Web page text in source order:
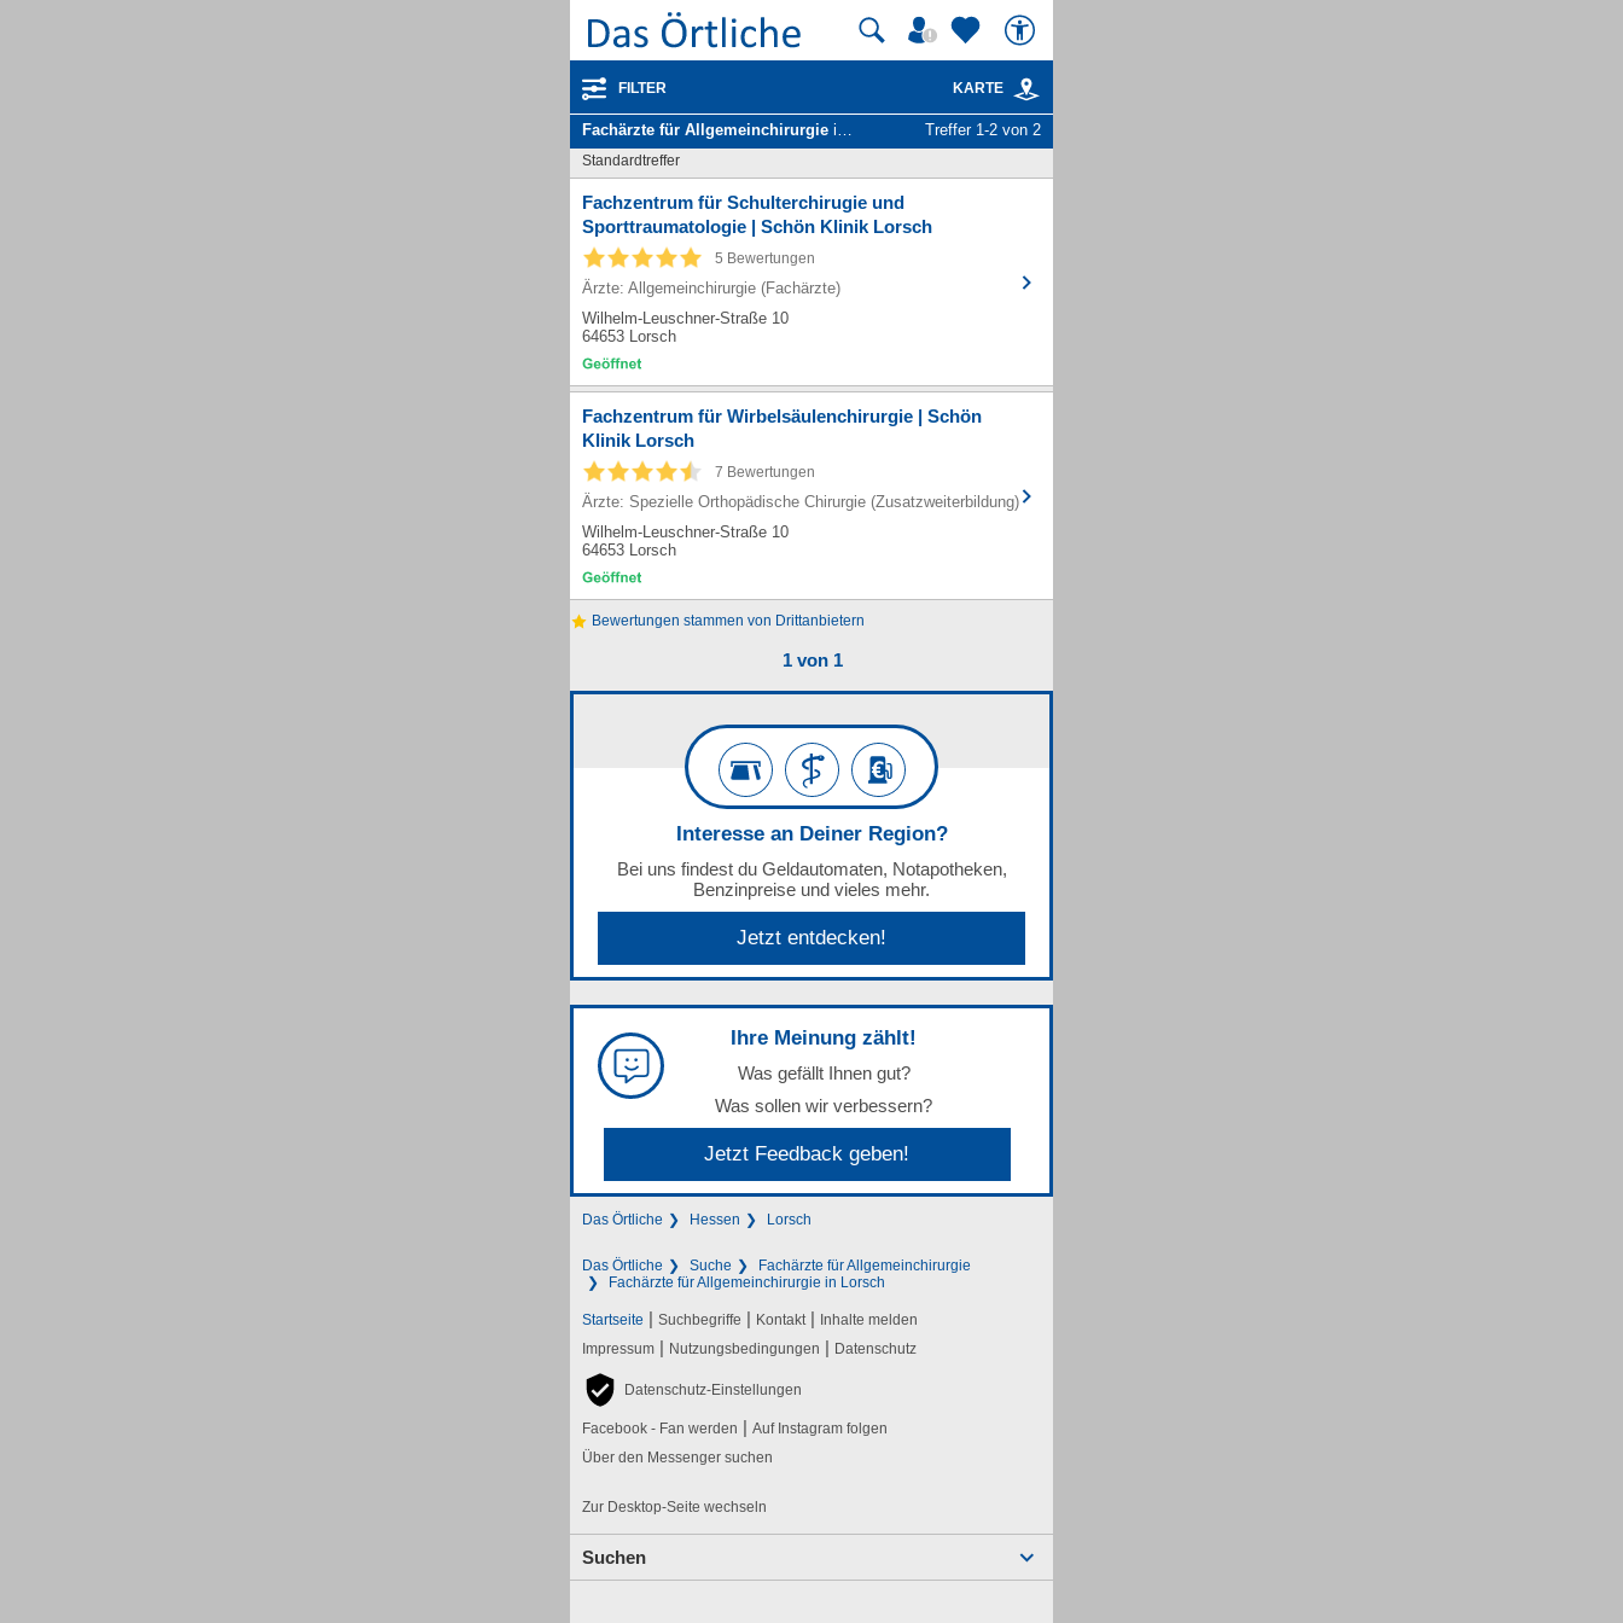
FILTER KARTE
Fachärzte für Allgemeinchirurgie in Lorsch Hess Treffer 1-2 von 2
Standardtreffer
Fachzentrum für Schulterchirugie und
Sporttraumatologie | Schön Klinik Lorsch
5 Bewertungen
Ärzte: Allgemeinchirurgie (Fachärzte)
Wilhelm-Leuschner-Straße 10
64653 Lorsch
Fachzentrum für Wirbelsäulenchirurgie | Schön
Klinik Lorsch
7 Bewertungen
Ärzte: Spezielle Orthopädische Chirurgie (Zusatzweiterbildung)
Wilhelm-Leuschner-Straße 10
64653 Lorsch
Bewertungen stammen von Drittanbietern
1 von 1
Interesse an Deiner Region?
Bei uns findest du Geldautomaten, Notapotheken,
Benzinpreise und vieles mehr.
Jetzt entdecken!
Ihre Meinung zählt!
Was gefällt Ihnen gut?
Was sollen wir verbessern?
Jetzt Feedback geben!
Das Örtliche Hessen Lorsch
Das Örtliche Suche
Fachärzte für Allgemeinchirurgie
Fachärzte für Allgemeinchirurgie in Lorsch
Startseite | Suchbegriffe | Kontakt | Inhalte melden
Impressum | Nutzungsbedingungen | Datenschutz
Datenschutz-Einstellungen
Facebook - Fan werden | Auf Instagram folgen
Über den Messenger suchen
Zur Desktop-Seite wechseln
Suchen